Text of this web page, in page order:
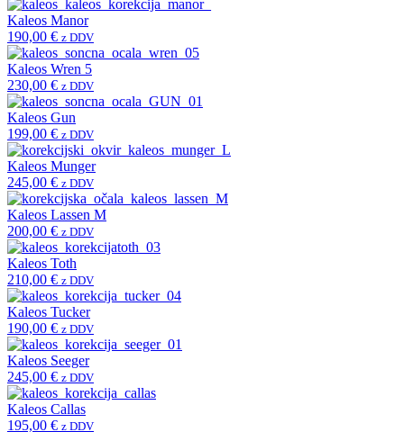
Kaleos Manor
190,00 € z DDV
Kaleos Wren 5
230,00 € z DDV
Kaleos Gun
199,00 € z DDV
Kaleos Munger
245,00 € z DDV
Kaleos Lassen M
200,00 € z DDV
Kaleos Toth
210,00 € z DDV
Kaleos Tucker
190,00 € z DDV
Kaleos Seeger
245,00 € z DDV
Kaleos Callas
195,00 € z DDV